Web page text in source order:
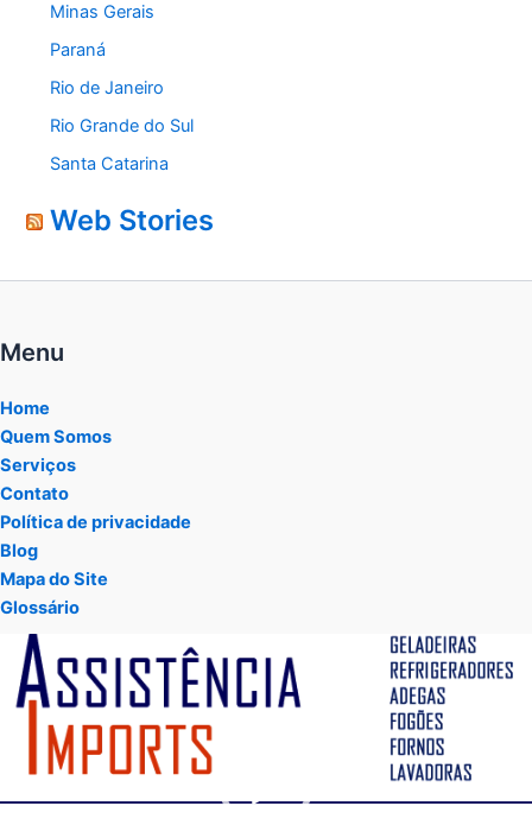
Minas Gerais
Paraná
Rio de Janeiro
Rio Grande do Sul
Santa Catarina
Web Stories
Menu
Home
Quem Somos
Serviços
Contato
Política de privacidade
Blog
Mapa do Site
Glossário
Tocador
vídeo